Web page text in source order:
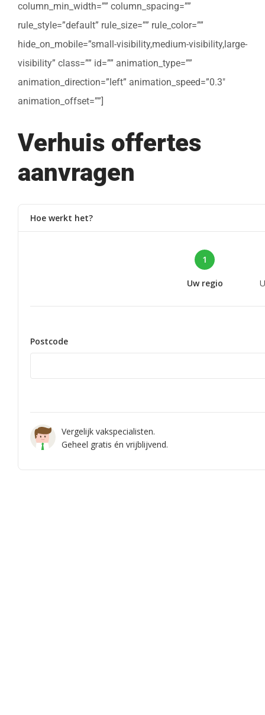
column_min_width=”” column_spacing=””
rule_style=”default” rule_size=”” rule_color=””
hide_on_mobile=”small-visibility,medium-visibility,large-
visibility” class=”” id=”” animation_type=””
animation_direction=”left” animation_speed=”0.3″
animation_offset=””]
Verhuis offertes
aanvragen